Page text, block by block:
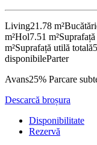
Living21.78 m²
m²Hol7.51 m²
m²Suprafață utilă totală
disponibileParter
Avans25% Parcare
Descarcă broșura
Disponibilitate
Rezervă